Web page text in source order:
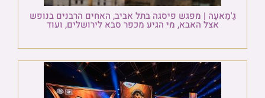
גַ'מַאעַה | מפגש פיסגה בתל אביב, האחים הרבנים בנופש
אצל האבא, מי הגיע מכפר סבא לירושלים, ועוד